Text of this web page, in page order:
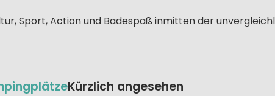
Sport, Action und Badespaß inmitten der
Kürzlich angesehen